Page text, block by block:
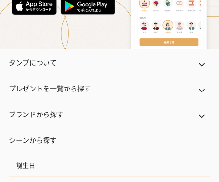
タンプについて
プレゼントを一覧から探す
ブランドから探す
シーンから探す
誕生日